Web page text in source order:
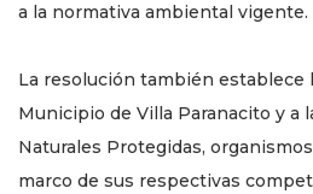
a la normativa ambiental vigente.
La resolución también establece
Municipio de Villa Paranacito y a
Naturales Protegidas,
marco de sus respectivas